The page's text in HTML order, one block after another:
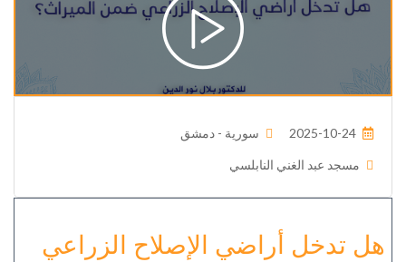
2025-10-24 سورية - دمشق
مسجد عبد الغني النابلسي
هل تدخل أراضي الإصلاح الزراعي